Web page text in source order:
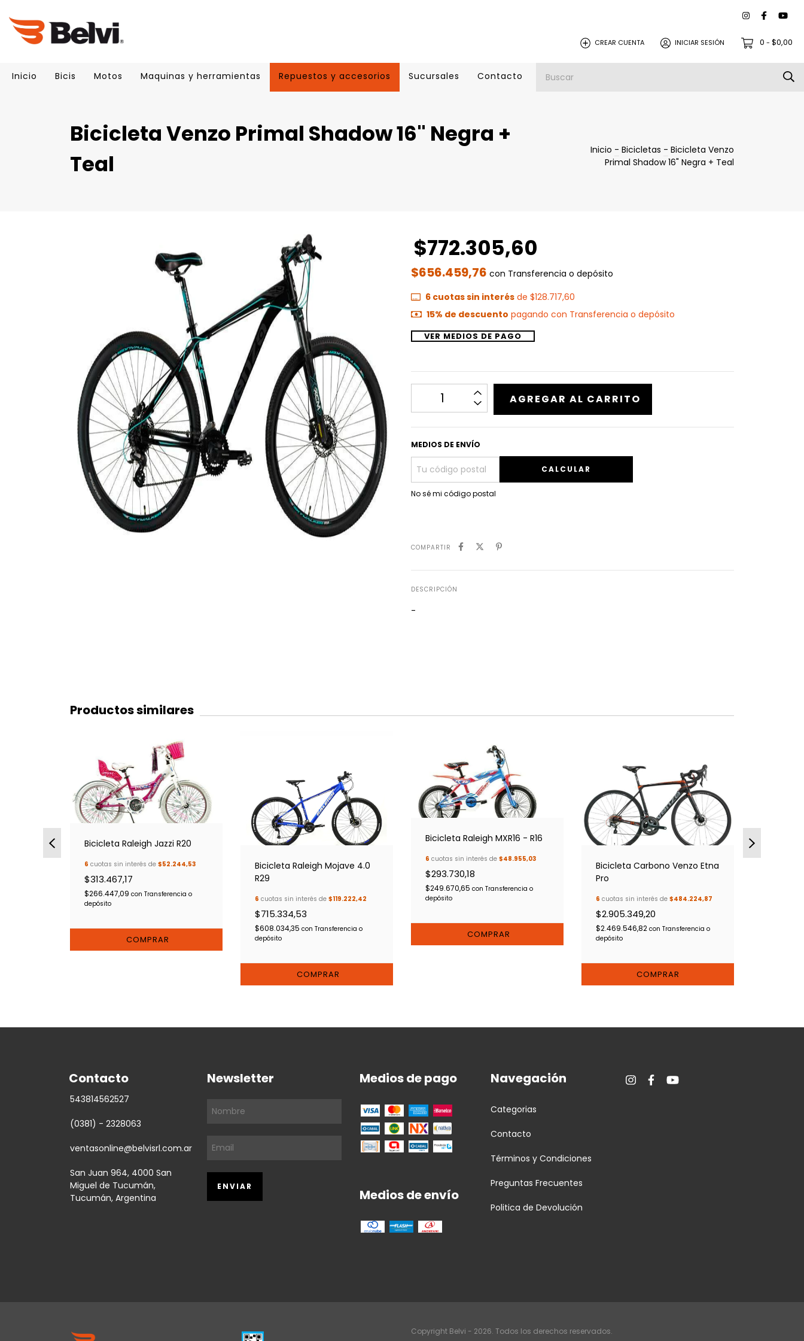
CREAR CUENTA INICIAR SESIÓN 0 - $0,00
Inicio Bicis Motos Maquinas y herramientas Repuestos y accesorios Sucursales Contacto
Bicicleta Venzo Primal Shadow 16" Negra +
Teal
Inicio - Bicicletas - Bicicleta Venzo
Primal Shadow 16" Negra + Teal
$772.305,60
$656.459,76 con Transferencia o depósito
6cuotas sin interésde $128.717,60
15% de descuento pagando con Transferencia o depósito
VER MEDIOS DE PAGO
MEDIOS DE ENVÍO
CALCULAR
No sé mi código postal
COMPARTIR
DESCRIPCIÓN
-
Productos similares
Bicicleta Raleigh Jazzi R20
6 cuotas sin interés de $52.244,53
$313.467,17
$266.447,09 con Transferencia o
depósito
Bicicleta Raleigh Mojave 4.0
R29
6 cuotas sin interés de $119.222,42
$715.334,53
$608.034,35 con Transferencia o
depósito
Bicicleta Raleigh MXR16 - R16
6 cuotas sin interés de $48.955,03
$293.730,18
$249.670,65 con Transferencia o
depósito
Bicicleta Carbono Venzo Etna
Pro
6 cuotas sin interés de $484.224,87
$2.905.349,20
$2.469.546,82 con Transferencia o
depósito
COMPRAR
Navegación
Categorias
Contacto
Términos y Condiciones
Preguntas Frecuentes
Politica de Devolución
Medios de pago
Medios de envío
Newsletter
Contacto
543814562527
(0381) - 2328063
ventasonline@belvisrl.com.ar
San Juan 964, 4000 San
Miguel de Tucumán,
Tucumán, Argentina
Copyright Belvi - 2026. Todos los derechos reservados.